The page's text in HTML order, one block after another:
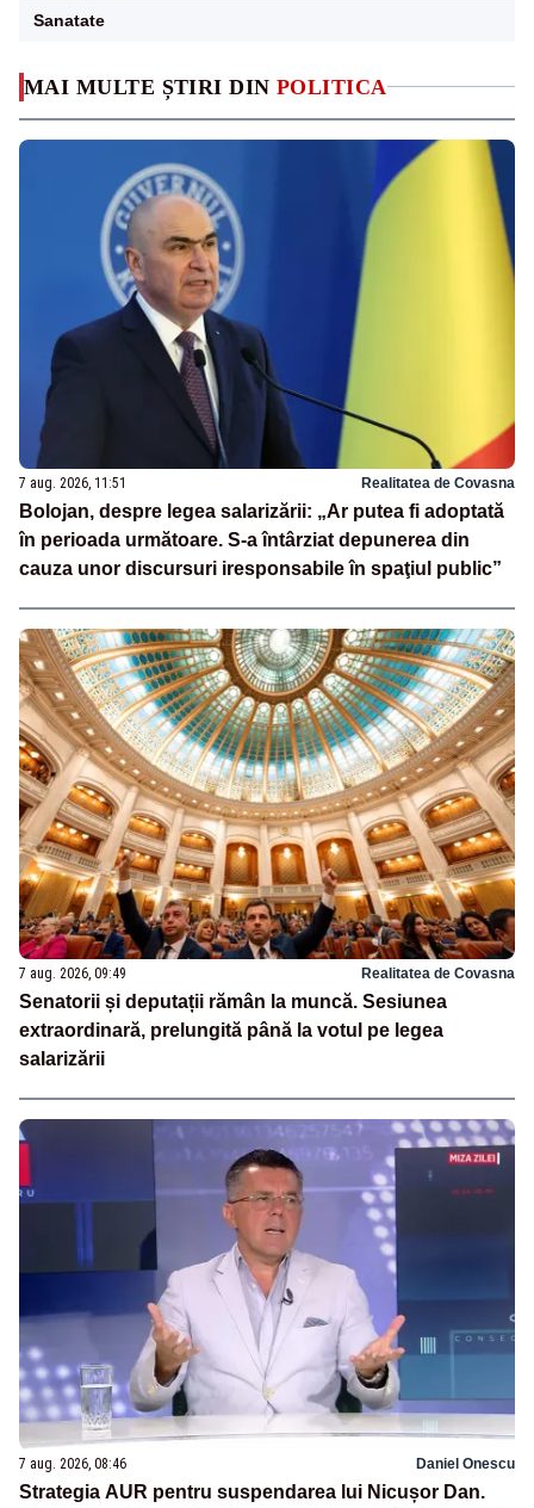
MAI MULTE ȘTIRI DIN POLITICA
7 aug. 2026, 11:51 Realitatea de Covasna
Bolojan, despre legea salarizării: „Ar putea fi adoptată
în perioada următoare. S-a întârziat depunerea din
cauza unor discursuri iresponsabile în spaţiul public”
7 aug. 2026, 09:49 Realitatea de Covasna
Senatorii și deputații rămân la muncă. Sesiunea
extraordinară, prelungită până la votul pe legea
salarizării
7 aug. 2026, 08:46 Daniel Onescu
Strategia AUR pentru suspendarea lui Nicușor Dan.
Sanatate